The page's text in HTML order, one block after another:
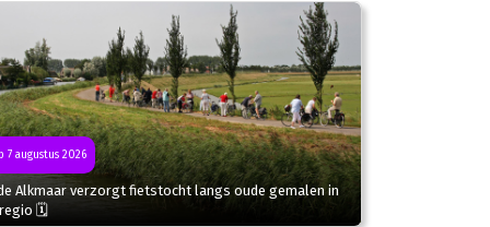
7 augustus 2026
Alkmaar verzorgt fietstocht langs oude gemalen in
🗓